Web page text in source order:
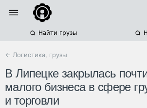
Найти грузы
← Логистика, грузы
В Липецке закрылась
малого бизнеса в сфере
и торговли